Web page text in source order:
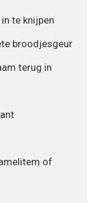
te knijpen
broodjesgeur
terug in
of